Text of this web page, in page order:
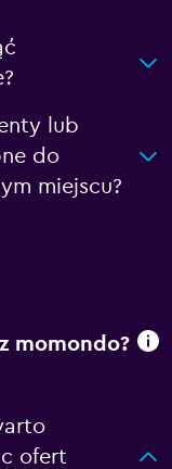
lub
do
miejscu?
momondo?
ofert